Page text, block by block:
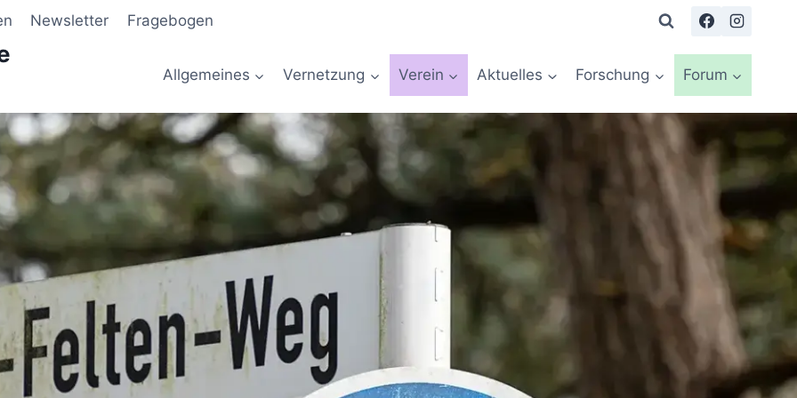
Newsletter Fragebogen
Allgemeines Vernetzung Verein Aktuelles Forschung Forum